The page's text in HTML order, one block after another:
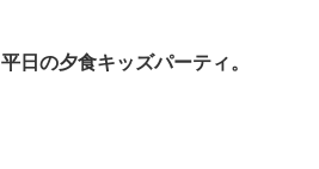
平日の夕食キッズパーティ。